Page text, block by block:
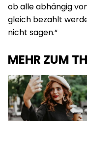
ob alle abhängig
gleich bezahlt
nicht sagen.“
MEHR ZUM